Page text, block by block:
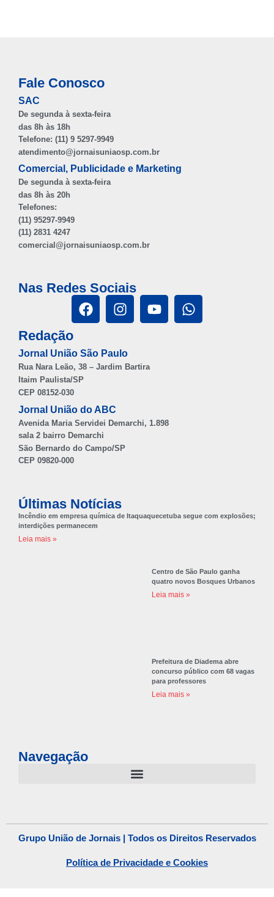
Fale Conosco
SAC
De segunda à sexta-feira
das 8h às 18h
Telefone: (11) 9 5297-9949
atendimento@jornaisuniaosp.com.br
Comercial, Publicidade e Marketing
De segunda à sexta-feira
das 8h às 20h
Telefones:
(11) 95297-9949
(11) 2831 4247
comercial@jornaisuniaosp.com.br
Nas Redes Sociais
Redação
Jornal União São Paulo
Rua Nara Leão, 38 – Jardim Bartira
Itaim Paulista/SP
CEP 08152-030
Jornal União do ABC
Avenida Maria Servidei Demarchi, 1.898
sala 2 bairro Demarchi
São Bernardo do Campo/SP
CEP 09820-000
Últimas Notícias
Incêndio em empresa química de Itaquaquecetuba segue com explosões;
interdições permanecem
Leia mais »
Centro de São Paulo ganha
quatro novos Bosques Urbanos
Leia mais »
Prefeitura de Diadema abre
concurso público com 68 vagas
para professores
Leia mais »
Navegação
Grupo União de Jornais | Todos os Direitos Reservados
Política de Privacidade e Cookies